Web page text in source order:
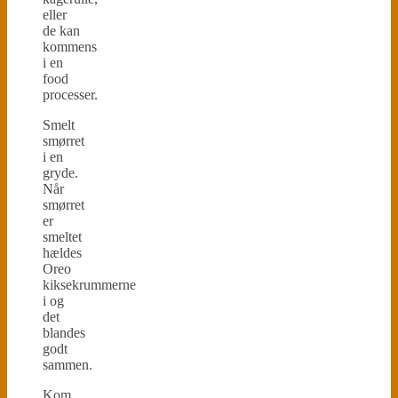
eller
de kan
kommens
i en
food
processer.
Smelt
smørret
i en
gryde.
Når
smørret
er
smeltet
hældes
Oreo
kiksekrummerne
i og
det
blandes
godt
sammen.
Kom